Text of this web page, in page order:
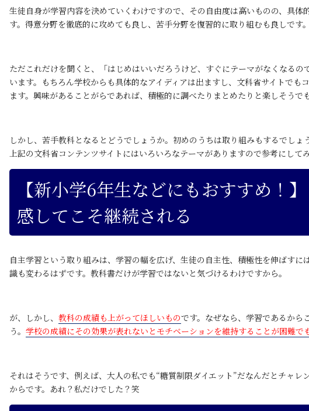
生徒自身が学習内容を決めていくわけですので、その自由度は高いものの、具
す。得意分野を徹底的に攻めても良し、苦手分野を復習的に取り組むも良しです。
ただこれだけを聞くと、「はじめはいいだろうけど、すぐにテーマがなくなる
います。もちろん学校からも具体的なアイディアは出ますし、 文科省サイトでも
ます。興味があることがらであれば、積極的に調べたりまとめたりと楽しそうで
しかし、苦手教科となるとどうでしょうか。初めのうちは取り組みもするでしょ
上記の文科省コンテンツサイトにはいろいろなテーマがありますので参考にして
【新小学6年生などにもおすすめ！
感してこそ継続される
自主学習という取り組みは、学習の幅を広げ、生徒の自主性、積極性を伸ばす
識も変わるはずです。教科書だけが学習ではないと気づけるわけですから。
が、しかし、 教科の成績も上がってほしいものです。なぜなら、学習であるから
う。 学校の成績にその効果が表れないとモチベーションを維持することが困難で
それはそうです、例えば、大人の私でも“糖質制限ダイエット”だなんだとチャ
からです。あれ？私だけでした？笑